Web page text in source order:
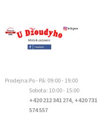
Prodejna:Po - Pá: 09:00 - 19:00
Sobota: 10:00 - 15:00
+420 212 341 274, +420 731
574 557